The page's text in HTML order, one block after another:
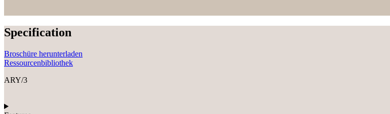
Specification
Broschüre herunterladen
Ressourcenbibliothek
ARY/3